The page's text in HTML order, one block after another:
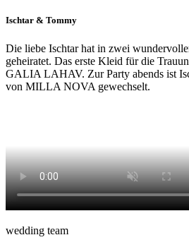
Ischtar & Tommy
Die liebe Ischtar hat in zwei
geheiratet. Das erste Kleid für die
GALIA LAHAV. Zur Party abends ist
von MILLA NOVA gewechselt.
wedding team